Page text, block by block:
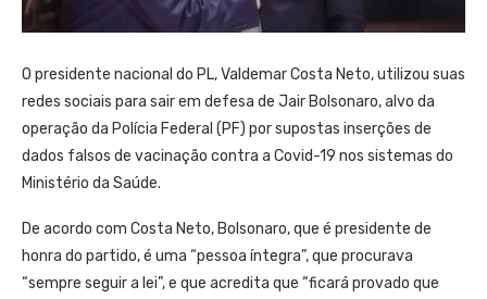
O presidente nacional do PL, Valdemar Costa Neto, utilizou suas
redes sociais para sair em defesa de Jair Bolsonaro, alvo da
operação da Polícia Federal (PF) por supostas inserções de
dados falsos de vacinação contra a Covid-19 nos sistemas do
Ministério da Saúde.
De acordo com Costa Neto, Bolsonaro, que é presidente de
honra do partido, é uma “pessoa íntegra”, que procurava
“sempre seguir a lei”, e que acredita que “ficará provado que